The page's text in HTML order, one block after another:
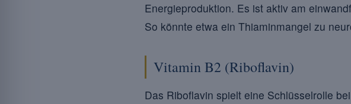
Energieproduktion. Es ist aktiv am
So könnte etwa ein Thiaminmangel zu
Vitamin B2 (Riboflavin)
Das Riboflavin spielt eine Schlüsselrolle